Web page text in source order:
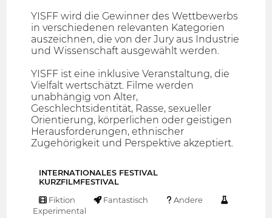
YISFF wird die Gewinner des Wettbewerbs
in verschiedenen relevanten Kategorien
auszeichnen, die von der Jury aus Industrie
und Wissenschaft ausgewählt werden.
YISFF ist eine inklusive Veranstaltung, die
Vielfalt wertschätzt. Filme werden
unabhängig von Alter,
Geschlechtsidentität, Rasse, sexueller
Orientierung, körperlichen oder geistigen
Herausforderungen, ethnischer
Zugehörigkeit und Perspektive akzeptiert.
INTERNATIONALES FESTIVAL
KURZFILMFESTIVAL
Fiktion Fantastisch
Andere
Experimental